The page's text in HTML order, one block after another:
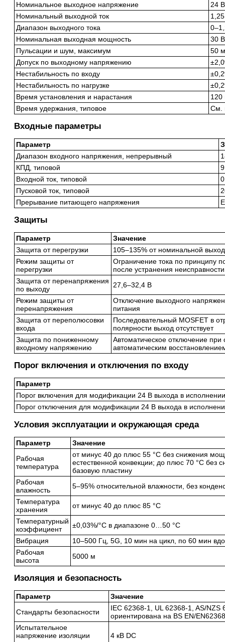
Номинальное выходное напряжение
24
Номинальный выходной ток
Диапазон выходного тока
Номинальная выходная мощность
30
Пульсации и шум, максимум
50
Допуск по выходному напряжению
Нестабильность по входу
Нестабильность по нагрузке
Время установления и нарастания
120
Время удержания, типовое
См.
Входные параметры
Параметр
Диапазон входного напряжения, непрерывный
КПД, типовой
Входной ток, типовой
Пусковой ток, типовой
Прерывание питающего напряжения
Защиты
Параметр
Значение
Защита от перегрузки
105–135% от номинальной
Режим защиты от
перегрузки
Ограничение тока по принципу
после устранения неисправности
Защита от перенапряжения
по выходу
27,6–32,4 В
Режим защиты от
перенапряжения
Отключение выходного
питания
Защита от переполюсовки
входа
Последовательный MOSFET в
полярности выход отсутствует
Защита по пониженному
входному напряжению
Автоматическое отключение
автоматическим
Порог включения и отключения по входу
Параметр
Порог включения для модификации 24 В выхода в
Порог отключения для модификации 24 В выхода в
Условия эксплуатации и окружающая среда
Параметр
Значение
Рабочая
температура
от минус 40 до плюс 55 °C без снижения
естественной конвекции; до плюс 70 °C
базовую пластину
Рабочая
влажность
5–95% относительной влажности, без
Температура
хранения
от минус 40 до плюс 85 °C
Температурный
коэффициент
±0,03%/°C в диапазоне 0…50 °C
Вибрация
10–500 Гц, 5G, 10 мин на цикл, по 60 мин
Рабочая
высота
5000 м
Изоляция и безопасность
Параметр
Значение
Стандарты безопасности
IEC 62368-1, UL 62368-1, AS/NZS
ориентирована на BS EN/
Испытательное
напряжение изоляции
4 кВ DC